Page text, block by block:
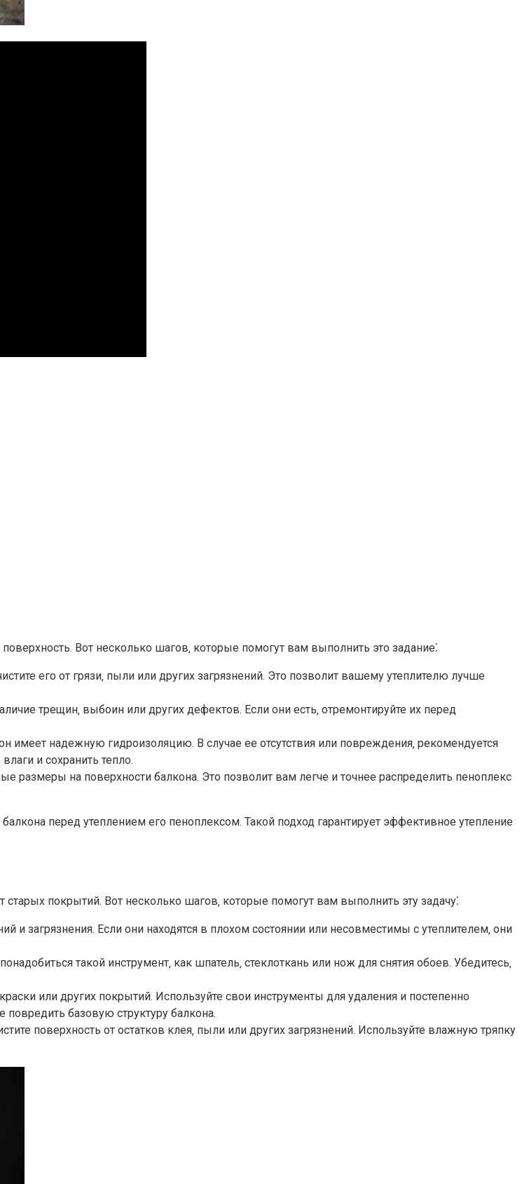
Вот несколько шагов‚ которые помогут вам выполнить это задание⁚
его от грязи‚ пыли или других загрязнений.​ Это позволит вашему утеплителю лучше
трещин‚ выбоин или других дефектов. Если они есть‚ отремонтируйте их перед
имеет надежную гидроизоляцию.​ В случае ее отсутствия или повреждения‚ рекомендуется
и сохранить тепло.
размеры на поверхности балкона.​ Это позволит вам легче и точнее распределить пеноплекс
перед утеплением его пеноплексом.​ Такой подход гарантирует эффективное утепление
покрытий.​ Вот несколько шагов‚ которые помогут вам выполнить эту задачу⁚
и загрязнения.​ Если они находятся в плохом состоянии или несовместимы с утеплителем‚ они
такой инструмент‚ как шпатель‚ стеклоткань или нож для снятия обоев.​ Убедитесь‚
или других покрытий.​ Используйте свои инструменты для удаления и постепенно
повредить базовую структуру балкона.​
поверхность от остатков клея‚ пыли или других загрязнений.​ Используйте влажную тряпку